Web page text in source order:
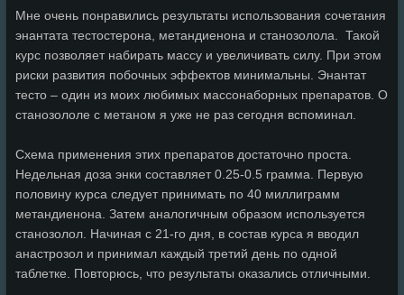
Мне очень понравились результаты использования сочетания
энантата тестостерона, метандиенона и станозолола. Такой
курс позволяет набирать массу и увеличивать силу. При этом
риски развития побочных эффектов минимальны. Энантат
тесто – один из моих любимых массонаборных препаратов. О
станозололе с метаном я уже не раз сегодня вспоминал.
Схема применения этих препаратов достаточно проста.
Недельная доза энки составляет 0.25-0.5 грамма. Первую
половину курса следует принимать по 40 миллиграмм
метандиенона. Затем аналогичным образом используется
станозолол. Начиная с 21-го дня, в состав курса я вводил
анастрозол и принимал каждый третий день по одной
таблетке. Повторюсь, что результаты оказались отличными.